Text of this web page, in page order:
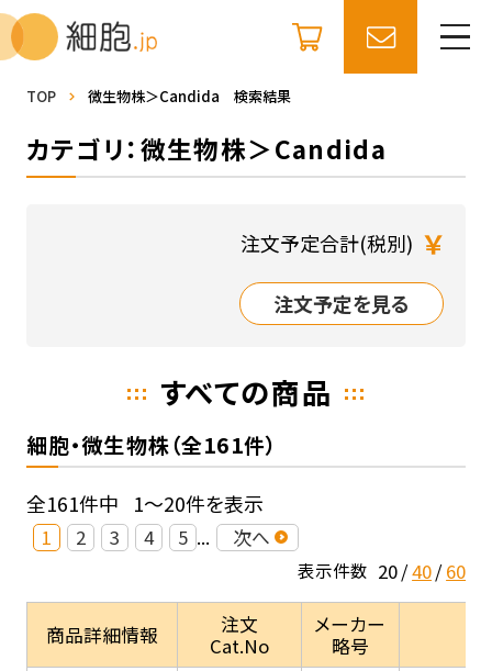
TOP 微生物株＞Candida 検索結果
カテゴリ：微生物株＞Candida
注文予定合計(税別) ￥
注文予定を見る
すべての商品
細胞・微生物株（全161件）
全161件中 1～20件を表示
1 2 3 4 5 ... 次へ
表示件数 20 40 60
商品詳細情報
注文
Cat.No
メーカー
略号